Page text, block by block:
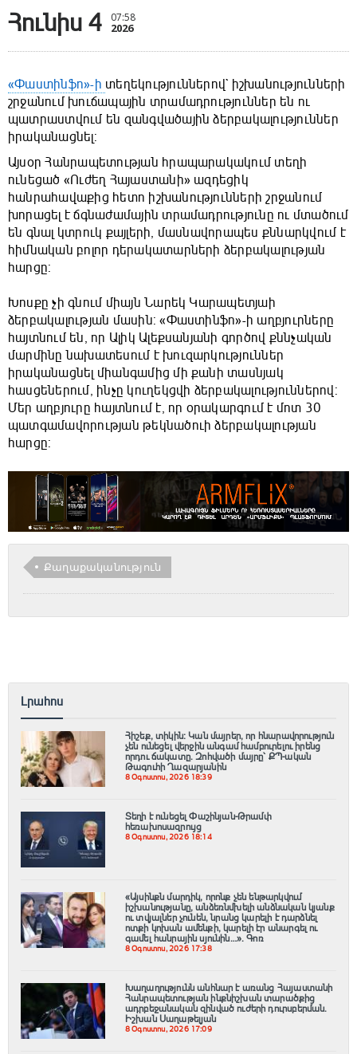
Հունիս 4 07:58
2026
«Փաստինֆո»-ի տեղեկություններով` իշխանությունների
շրջանում խուճապային տրամադրություններ են ու
պատրաստվում են զանգվածային ձերբակալություններ
իրականացնել:
Այսօր Հանրապետության հրապարակակում տեղի
ունեցած «Ուժեղ Հայաստանի» ազդեցիկ
հանրահավաքից հետո իշխանությունների շրջանում
խորացել է ճգնաժամային տրամադրությունը ու մտածում
են գնալ կտրուկ քայլերի, մասնավորապես քննարկվում է
հիմնական բոլոր դերակատարների ձերբակալության
հարցը:
Խոսքը չի գնում միայն Նարեկ Կարապետյաի
ձերբակալության մասին: «Փաստինֆո»-ի աղբյուրները
հայտնում են, որ Ալիկ Ալեքսանյանի գործով քննչական
մարմինը նախատեսում է խուզարկություններ
իրականացնել միանգամից մի քանի տասնյակ
հասցեներում, ինչը կուղեկցվի ձերբակալություններով:
Մեր աղբյուրը հայտնում է, որ օրակարգում է մոտ 30
պատգամավորության թեկնածուի ձերբակալության
հարցը:
Քաղաքականություն
Լրահոս
Հիշեք, տիկին։ Կան մայրեր, որ հնարավորություն
չեն ունեցել վերջին անգամ համբուրելու իրենց
որդու ճակատը. Զոհվածի մայրը՝ ՔՊ-ական
Թագուհի Ղազարյանին
8 Օգոստոս, 2026 18:39
Տեղի է ունեցել Փաշինյան-Թրամփ
հեռախոսազրույց
8 Օգոստոս, 2026 18:14
«Այսինքն մարդիկ, որոնք չեն ենթարկվում
իշխանությանը, անձեռնմխելի անձնական կյանք
ու տվյալներ չունեն, նրանց կարելի է դարձնել
ոտքի կոխան ամենքի, կարելի էր անարգել ու
գամել հանրային սյունին…». Գոռ
8 Օգոստոս, 2026 17:38
Խաղաղությունն անհնար է առանց Հայաստանի
Հանրապետության ինքնիշխան տարածքից
ադրբեջանական զինված ուժերի դուրսբերման․
Իշխան Սաղաթելյան
8 Օգոստոս, 2026 17:09